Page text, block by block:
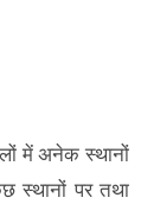
में अनेक स्थानों
स्थानों पर तथा